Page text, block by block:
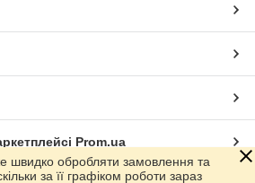
Prom.ua
швидко обробляти замовлення та
за її графіком роботи зараз